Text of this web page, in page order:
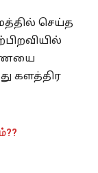
செய்த
களத்திர